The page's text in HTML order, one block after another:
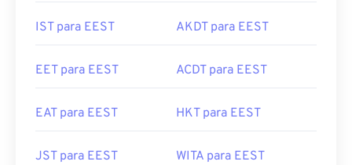
IST para EEST AKDT para EEST
EET para EEST ACDT para EEST
EAT para EEST HKT para EEST
JST para EEST WITA para EEST